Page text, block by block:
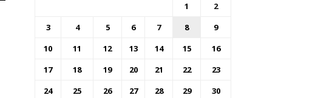
1
2
3
4 5 6 7 8
9
10
11 12 13 14 15
16
17
18 19 20 21 22
23
24
25 26 27 28 29
30